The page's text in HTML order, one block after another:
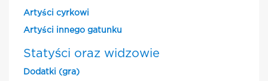
Artyści cyrkowi
Artyści innego gatunku
Statyści oraz widzowie
Dodatki (gra)